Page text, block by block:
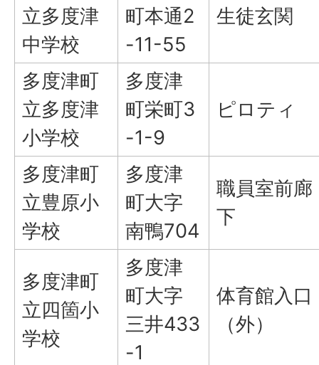
立多度津
中学校
町本通2
-11-55
生徒玄関
多度津町
立多度津
小学校
多度津
町栄町3
-1-9
ピロティ
多度津町
立豊原小
学校
多度津
町大字
南鴨704
職員室前廊
下
多度津町
立四箇小
学校
多度津
町大字
三井433
-1
体育館入口
（外）